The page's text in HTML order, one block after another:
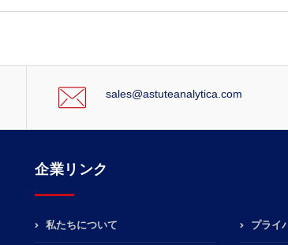
sales@astuteanalytica.com
企業リンク
私たちについて プライ